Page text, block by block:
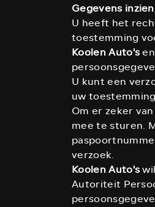
Gegevens
U heeft het
toestemming
Koolen Auto's
U kunt een
uw
Om er zeker
mee te sturen.
verzoek.
Koolen Auto's
Autoriteit